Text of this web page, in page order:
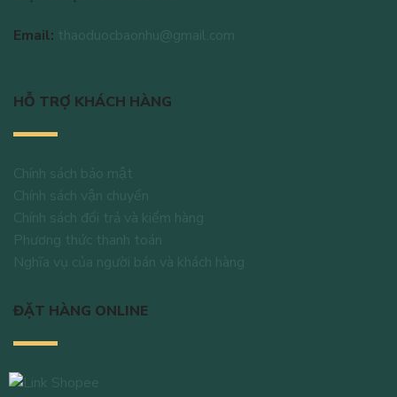
Email: thaoduocbaonhu@gmail.com
HỖ TRỢ KHÁCH HÀNG
Chính sách bảo mật
Chính sách vận chuyển
Chính sách đổi trả và kiểm hàng
Phương thức thanh toán
Nghĩa vụ của người bán và khách hàng
ĐẶT HÀNG ONLINE